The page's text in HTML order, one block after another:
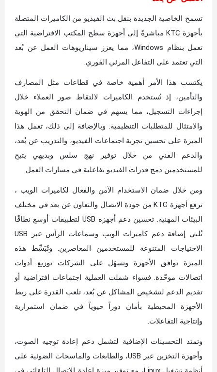
تسمح الخاصية الجديدة بنقل بث الفيديو من الكاميرات المتصلة
بأجهزة KTC مباشرةً إلى أجهزة سطح المكتب الافتراضية التي
تعمل بنظام Windows، مما يعزز سيناريوهات العمل عن بُعد
التي تعتمد على التفاعل المرئي الفوري.
يكتسب هذا الأمر أهمية خاصة في قطاعات مثل المصارف
والتأمين، إذ تُستخدم الكاميرات لالتقاط صور العملاء خلال
إجراءات التسجيل، مما يسهم في ضمان التحقق من الهوية
والامتثال للمتطلبات التنظيمية. وبالإضافة إلى ذلك، تعمل هذا
الميزة على تحسين تجربة اجتماعات الفيديو، والتدريب عن بُعد،
والدعم الفني من خلال توفير نهج سلس وبديهي يتيح
للمستخدمين دمج قدرات الفيديو بفاعلية في مسارات العمل.
ومن خلال ضمان الاستخدام الآمن والفعال لكاميرات الويب ،
ترفع أجهزة KTC من جودة الاتصال والتعاون عن بعد في مختلف
البيئات المهنية. تحسين دعم أجهزة USB لتطبيقات أوسع نطاقًا
تُلبي إضافة دعم كاميرات الويب وسماعات الرأس عبر USB
الاحتياجات المتنوعة للمستخدمين المعاصرين. وتُبَسِّط هذه
الميزة توافق الأجهزة وتسهّل على الشركات توزيع أدوات
اتصالات موحّدة. فسواء شملت العملية اجتماعات افتراضية أو
تقديم الدعم لتشخيص المشاكل عن بُعد، تلعب القدرة على ربط
الأجهزة المحيطية بأمان دوراً حيوياً في ضمان استمرارية
وإنتاجية التفاعلات.
وتمتد التحسينات الإضافية لتشمل دعم إعادة توجيه الصوت،
وأجهزة التخزين عبر USB، والطابعات والماسحات الضوئية على